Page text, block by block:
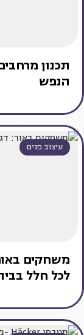
תכנון
הנפש
עיצוב פנים
משחקים
לכל חלל